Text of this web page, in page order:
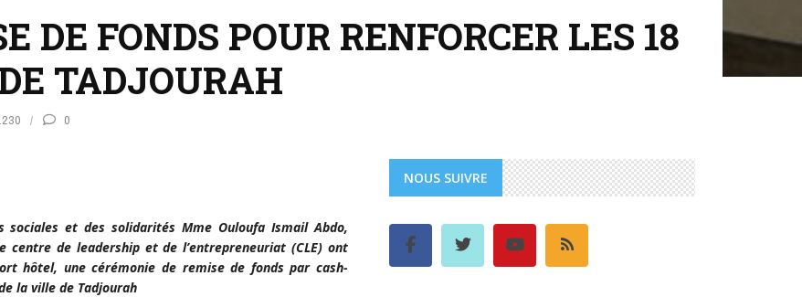
DE FONDS POUR RENFORCER LES 18
TADJOURAH
0
et des solidarités Mme Ouloufa Ismail Abdo,
centre de leadership et de l’entrepreneuriat (CLE) ont
hôtel, une cérémonie de remise de fonds par cash-
la ville de Tadjourah
NOUS SUIVRE